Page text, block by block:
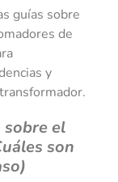
guías sobre
de
y
sobre el
son